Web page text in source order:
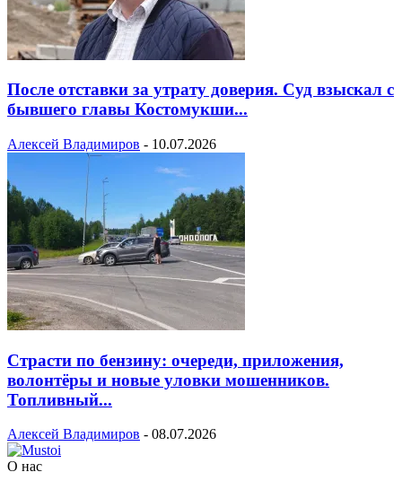
После отставки за утрату доверия. Суд взыскал с
бывшего главы Костомукши...
Алексей Владимиров - 10.07.2026
Страсти по бензину: очереди, приложения,
волонтёры и новые уловки мошенников.
Топливный...
Алексей Владимиров - 08.07.2026
О нас